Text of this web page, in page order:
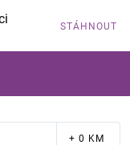
STÁHNOUT
+ 0 KM